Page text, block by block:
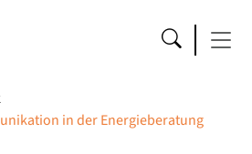
in der Energieberatung